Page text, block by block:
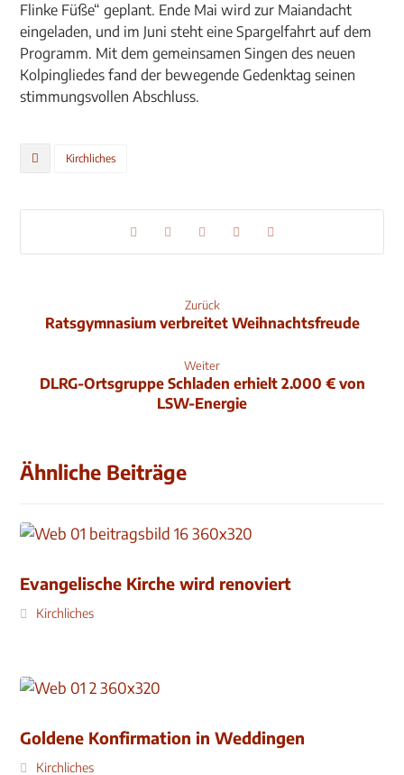
Flinke Füße“ geplant. Ende Mai wird zur Maiandacht
eingeladen, und im Juni steht eine Spargelfahrt auf dem
Programm. Mit dem gemeinsamen Singen des neuen
Kolpingliedes fand der bewegende Gedenktag seinen
stimmungsvollen Abschluss.
Kirchliches
Zurück
Ratsgymnasium verbreitet Weihnachtsfreude
Weiter
DLRG-Ortsgruppe Schladen erhielt 2.000 € von
LSW-Energie
Ähnliche Beiträge
Evangelische Kirche wird renoviert
Kirchliches
Goldene Konfirmation in Weddingen
Kirchliches